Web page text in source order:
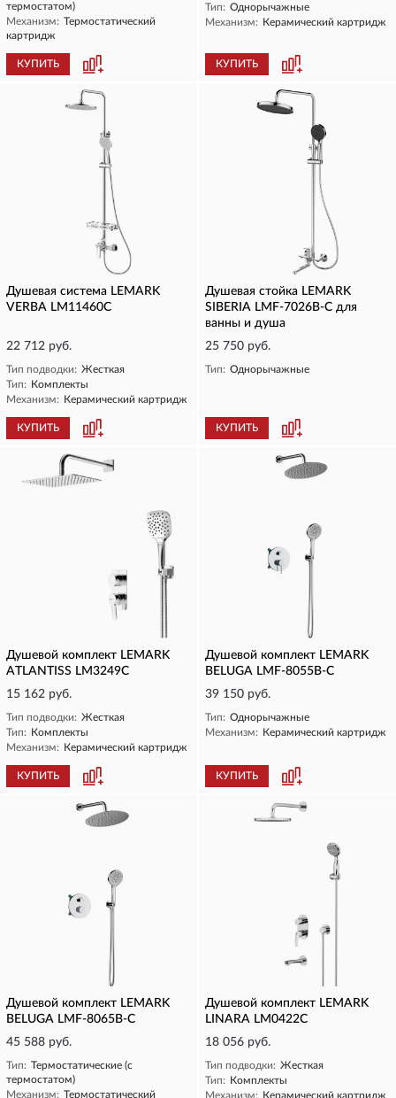
термостатом)
Механизм: Термостатический
картридж
КУПИТЬ
Тип: Однорычажные
Механизм: Керамический картридж
КУПИТЬ
Душевая система LEMARK
VERBA LM11460C
22 712 руб.
Тип подводки: Жесткая
Тип: Комплекты
Механизм: Керамический картридж
КУПИТЬ
Душевая стойка LEMARK
SIBERIA LMF-7026B-C для
ванны и душа
25 750 руб.
Тип: Однорычажные
КУПИТЬ
Душевой комплект LEMARK
ATLANTISS LM3249C
15 162 руб.
Тип подводки: Жесткая
Тип: Комплекты
Механизм: Керамический картридж
КУПИТЬ
Душевой комплект LEMARK
BELUGA LMF-8055B-C
39 150 руб.
Тип: Однорычажные
Механизм: Керамический картридж
КУПИТЬ
Душевой комплект LEMARK
BELUGA LMF-8065B-C
45 588 руб.
Тип: Термостатические (с
термостатом)
Механизм: Термостатический
Душевой комплект LEMARK
LINARA LM0422C
18 056 руб.
Тип подводки: Жесткая
Тип: Комплекты
Механизм: Керамический картридж